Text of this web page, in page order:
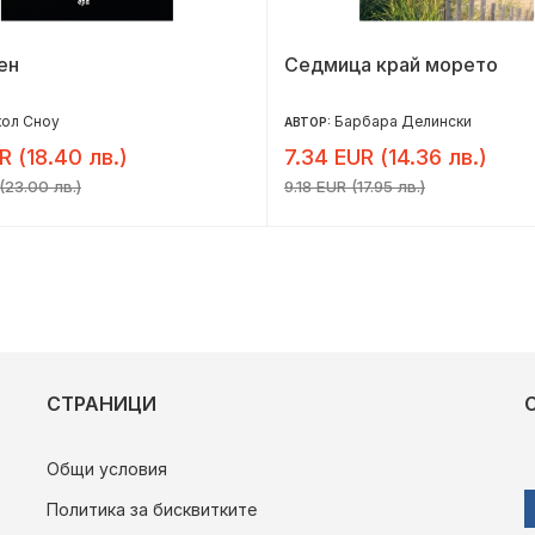
Сноу
(18.40 лв.)
(23.00 лв.)
Седмица край морето
АВТОР: Барбара Делински
7.34 EUR (14.36 лв.)
9.18 EUR (17.95 лв.)
СТРАНИЦИ
Общи условия
Политика за бисквитките